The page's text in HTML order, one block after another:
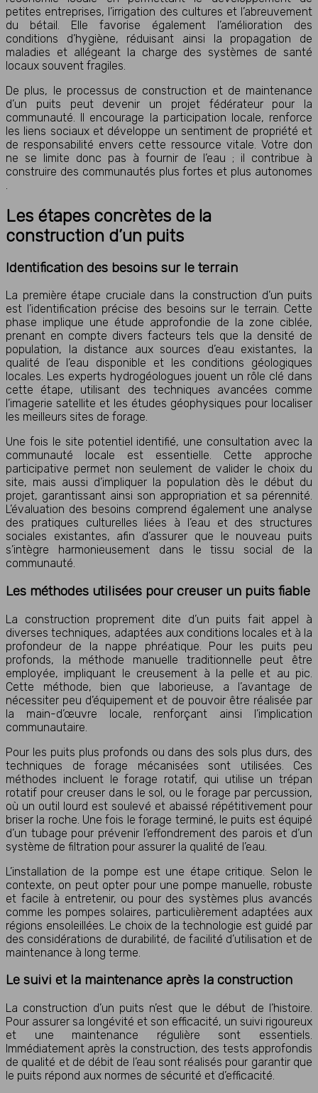
petites entreprises, l’irrigation des cultures et l’abreuvement
du bétail. Elle favorise également l’amélioration des
conditions d’hygiène, réduisant ainsi la propagation de
maladies et allégeant la charge des systèmes de santé
locaux souvent fragiles.
De plus, le processus de construction et de maintenance
d’un puits peut devenir un projet fédérateur pour la
communauté. Il encourage la participation locale, renforce
les liens sociaux et développe un sentiment de propriété et
de responsabilité envers cette ressource vitale. Votre don
ne se limite donc pas à fournir de l’eau ; il contribue à
construire des communautés plus fortes et plus autonomes
Les étapes concrètes de la
construction d’un puits
Identification des besoins sur le terrain
La première étape cruciale dans la construction d’un puits
est l’identification précise des besoins sur le terrain. Cette
phase implique une étude approfondie de la zone ciblée,
prenant en compte divers facteurs tels que la densité de
population, la distance aux sources d’eau existantes, la
qualité de l’eau disponible et les conditions géologiques
locales. Les experts hydrogéologues jouent un rôle clé dans
cette étape, utilisant des techniques avancées comme
l’imagerie satellite et les études géophysiques pour localiser
les meilleurs sites de forage.
Une fois le site potentiel identifié, une consultation avec la
communauté locale est essentielle. Cette approche
participative permet non seulement de valider le choix du
site, mais aussi d’impliquer la population dès le début du
projet, garantissant ainsi son appropriation et sa pérennité.
L’évaluation des besoins comprend également une analyse
des pratiques culturelles liées à l’eau et des structures
sociales existantes, afin d’assurer que le nouveau puits
s’intègre harmonieusement dans le tissu social de la
communauté.
Les méthodes utilisées pour creuser un puits fiable
La construction proprement dite d’un puits fait appel à
diverses techniques, adaptées aux conditions locales et à la
profondeur de la nappe phréatique. Pour les puits peu
profonds, la méthode manuelle traditionnelle peut être
employée, impliquant le creusement à la pelle et au pic.
Cette méthode, bien que laborieuse, a l’avantage de
nécessiter peu d’équipement et de pouvoir être réalisée par
la main-d’œuvre locale, renforçant ainsi l’implication
communautaire.
Pour les puits plus profonds ou dans des sols plus durs, des
techniques de forage mécanisées sont utilisées. Ces
méthodes incluent le forage rotatif, qui utilise un trépan
rotatif pour creuser dans le sol, ou le forage par percussion,
où un outil lourd est soulevé et abaissé répétitivement pour
briser la roche. Une fois le forage terminé, le puits est équipé
d’un tubage pour prévenir l’effondrement des parois et d’un
système de filtration pour assurer la qualité de l’eau.
L’installation de la pompe est une étape critique. Selon le
contexte, on peut opter pour une pompe manuelle, robuste
et facile à entretenir, ou pour des systèmes plus avancés
comme les pompes solaires, particulièrement adaptées aux
régions ensoleillées. Le choix de la technologie est guidé par
des considérations de durabilité, de facilité d’utilisation et de
maintenance à long terme.
Le suivi et la maintenance après la construction
La construction d’un puits n’est que le début de l’histoire.
Pour assurer sa longévité et son efficacité, un suivi rigoureux
et une maintenance régulière sont essentiels.
Immédiatement après la construction, des tests approfondis
de qualité et de débit de l’eau sont réalisés pour garantir que
le puits répond aux normes de sécurité et d’efficacité.